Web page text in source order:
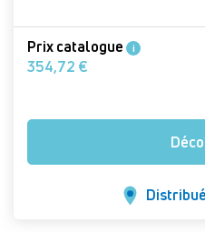
Prix catalogue i
354,72 €